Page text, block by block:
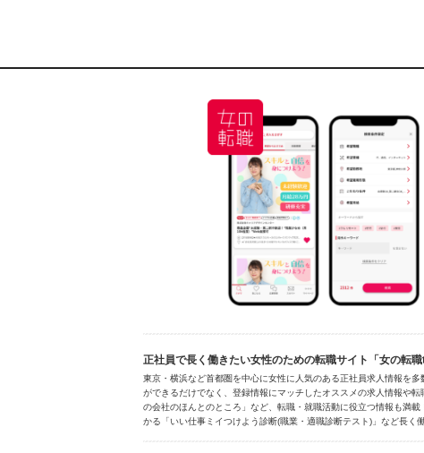
正社員で長く働きたい女性のための転職サイト「女の転職
東京・横浜など首都圏を中心に女性に人気のある正社員求人情報を
ができるだけでなく、登録情報にマッチしたオススメの求人情報や
の会社のほんとのところ」など、転職・就職活動に役立つ情報も満
かる「いい仕事ミイつけよう診断(職業・適職診断テスト)」など長く